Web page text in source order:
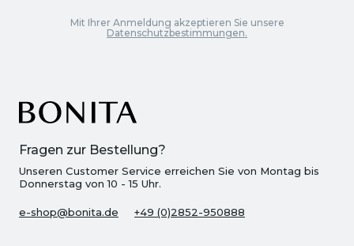
Fragen zur Bestellung?
Unseren Customer Service erreichen Sie von Montag bis
Donnerstag von 10 - 15 Uhr.
e-shop@bonita.de +49 (0)2852-950888
Mit Ihrer Anmeldung akzeptieren Sie unsere
Datenschutzbestimmungen.